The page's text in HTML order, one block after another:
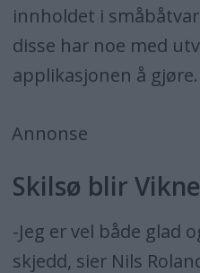
innholdet i
disse har noe med
applikasjonen å gjøre.
Annonse
Skilsø blir
-Jeg er vel både glad
skjedd, sier Nils